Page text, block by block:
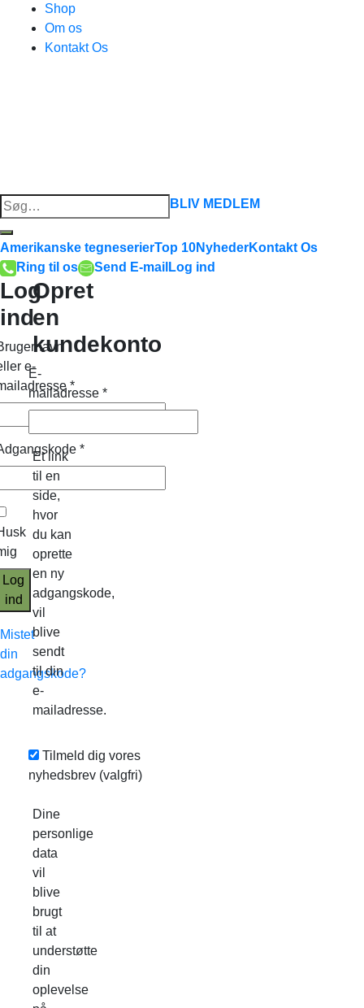
Shop
Om os
Kontakt Os
Søg
efter:
BLIV MEDLEM
Amerikanske tegneserierTop 10NyhederKontakt Os
Ring til os
Send E-mail Log ind
Log
ind
e-
*
*
Log
ind
Mistet
din
adgangskode?
Opret
en
kundekonto
E-
mailadresse *
Et link
til en
side,
hvor
du kan
oprette
en ny
adgangskode,
vil
blive
sendt
til din
e-
mailadresse.
Tilmeld dig vores
nyhedsbrev (valgfri)
Dine
personlige
data
vil
blive
brugt
til at
understøtte
din
oplevelse